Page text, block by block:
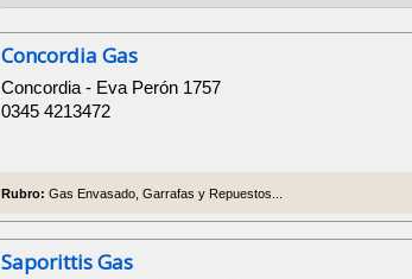
Concordia Gas
Concordia - Eva Perón 1757
0345 4213472
Rubro: Gas Envasado, Garrafas y Repuestos...
Saporittis Gas